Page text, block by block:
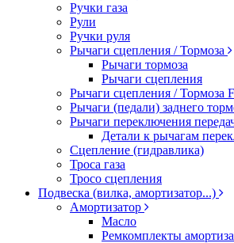
Ручки газа
Рули
Ручки руля
Рычаги сцепления / Тормоза
Рычаги тормоза
Рычаги сцепления
Рычаги сцепления / Тормоза
Рычаги (педали) заднего
Рычаги переключения
Детали к рычагам
Сцепление (гидравлика)
Троса газа
Тросо сцепления
Подвеска (вилка, амортизатор...)
Амортизатор
Масло
Ремкомплекты